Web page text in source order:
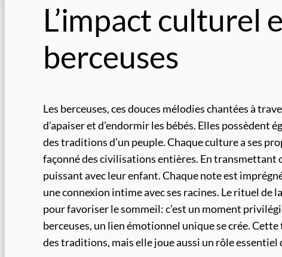
L’impact culturel
berceuses
Les berceuses, ces douces mélodies chantées à
d’apaiser et d’endormir les bébés. Elles
des traditions d’un peuple. Chaque culture a ses
façonné des civilisations entières. En
puissant avec leur enfant. Chaque note est
une connexion intime avec ses racines. Le rituel de
pour favoriser le sommeil: c’est un moment
berceuses, un lien émotionnel unique se crée.
des traditions, mais elle joue aussi un rôle